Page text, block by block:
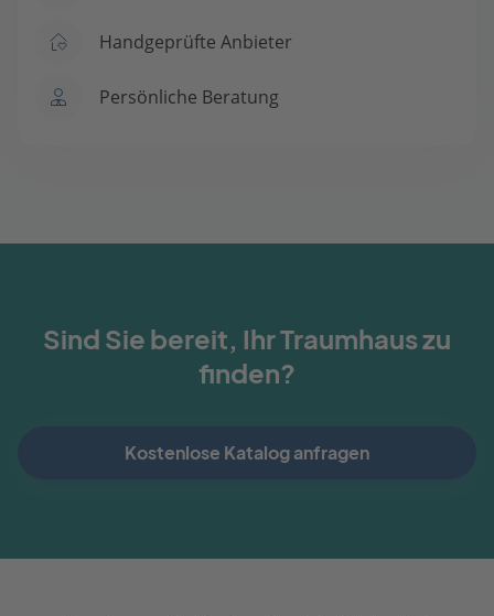
Handgeprüfte Anbieter
Persönliche Beratung
Sind Sie bereit, Ihr Traumhaus zu
finden?
Kostenlose Katalog anfragen